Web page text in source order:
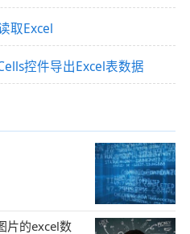
取Excel
控件导出Excel表数据
片的excel数